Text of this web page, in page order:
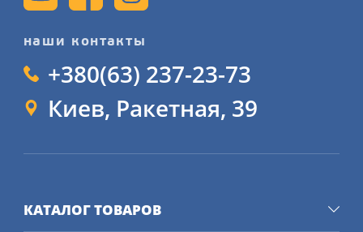
наши контакты
+380(63) 237-23-73
Киев, Ракетная, 39
КАТАЛОГ ТОВАРОВ